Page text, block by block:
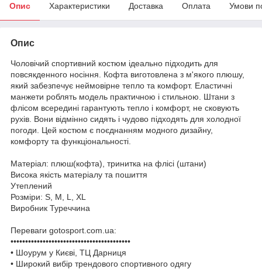
Опис Характеристики Доставка Оплата Умови
Опис
Чоловічий спортивний костюм ідеально підходить для
повсякденного носіння. Кофта виготовлена з м'якого плюшу,
який забезпечує неймовірне тепло та комфорт. Еластичні
манжети роблять модель практичною і стильною. Штани з
флісом всередині гарантують тепло і комфорт, не сковують
рухів. Вони відмінно сидять і чудово підходять для холодної
погоди. Цей костюм є поєднанням модного дизайну,
комфорту та функціональності.
Матеріал: плюш(кофта), тринитка на флісі (штани)
Висока якість матеріалу та пошиття
Утеплений
Розміри: S, M, L, XL
Виробник Туреччина
Переваги gotosport.com.ua:
•••••••••••••••••••••••••••••••••••••••••
• Шоурум у Києві, ТЦ Дарниця
• Широкий вибір трендового спортивного одягу